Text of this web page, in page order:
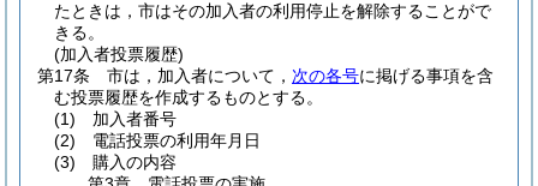
たときは，市はその加入者の利用停止を解除することがで
きる。
(加入者投票履歴)
第17条
市は，加入者について， 次の各号に掲げる事項を含
む投票履歴を作成するものとする。
(1)
加入者番号
(2)
電話投票の利用年月日
(3)
購入の内容